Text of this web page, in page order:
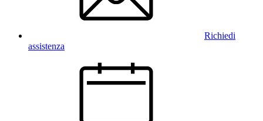
Richiedi
assistenza